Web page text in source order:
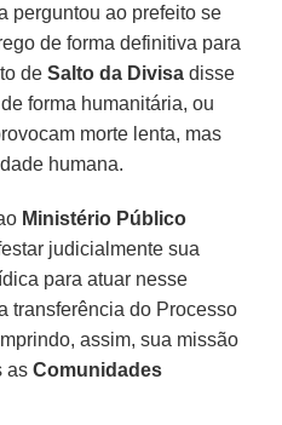
perguntou ao prefeito se
de forma definitiva para
deSalto da Divisa disse
forma humanitária, ou
morte lenta, mas
humana.
Ministério Público
judicialmente sua
para atuar nesse
transferência do Processo
assim, sua missão
asComunidades